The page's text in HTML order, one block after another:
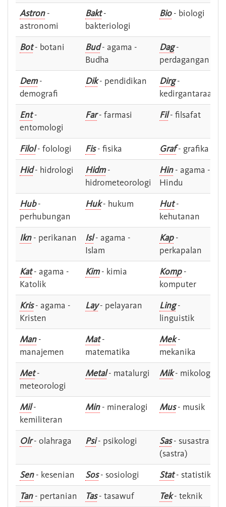
Astron-
astronomi
Bakt-
bakteriologi
Bio- biologi
Bot- botani Bud- agama -
Budha
Dag-
perdagangan
Dem-
demografi
Dik- pendidikan Dirg-
kedirgantaraan
Ent-
entomologi
Far- farmasi Fil- filsafat
Filol- folologi Fis- fisika Graf- grafika
Hid- hidrologi Hidm-
hidrometeorologi
Hin- agama -
Hindu
Hub-
perhubungan
Huk- hukum Hut-
kehutanan
Ikn- perikanan Isl- agama -
Islam
Kap-
perkapalan
Kat- agama -
Katolik
Kim- kimia Komp-
komputer
Kris- agama -
Kristen
Lay- pelayaran Ling-
linguistik
Man-
manajemen
Mat-
matematika
Mek-
mekanika
Met-
meteorologi
Metal- matalurgi Mik- mikologi
Mil-
kemiliteran
Min- mineralogi Mus- musik
Olr- olahraga Psi- psikologi Sas- susastra -
(sastra)
Sen- kesenian Sos- sosiologi Stat- statistik
Tan- pertanian Tas- tasawuf Tek- teknik